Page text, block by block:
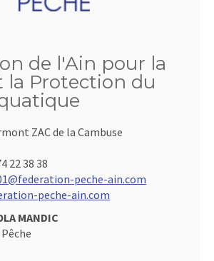
de l'Ain pour la
la Protection du
ZAC de la Cambuse
22 38 38
peche-ain.com
peche-ain.com
MANDIC